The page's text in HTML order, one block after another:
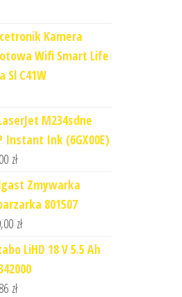
Kamera
Wifi Smart Life
Sl C41W
M234sdne
Instant Ink (6GX00E)
zł
Zmywarka
801507
zł
LiHD 18 V 5.5 Ah
zł